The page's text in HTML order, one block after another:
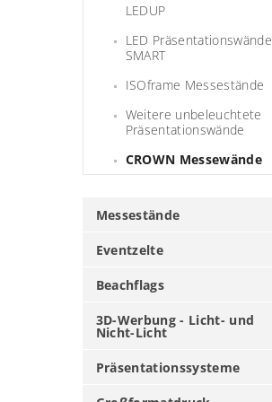
LEDUP
LED Präsentationswände
SMART
ISOframe Messestände
Weitere unbeleuchtete
Präsentationswände
CROWN Messewände
Messestände
Eventzelte
Beachflags
3D-Werbung - Licht- und
Nicht-Licht
Präsentationssysteme